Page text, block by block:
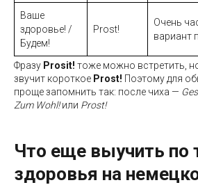
Ваше
здоровье! /
Будем!
Prost!
Очень
вариант
Фразу Prosit! тоже можно встретить,
звучит короткое Prost! Поэтому для
проще запомнить так: после чиха —
Zum Wohl!или Prost!
Что еще выучить по
здоровья на